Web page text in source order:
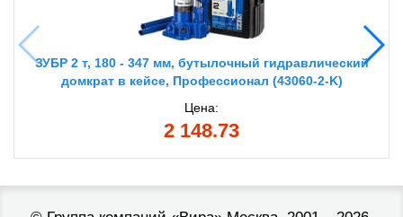
ЗУБР 2 т, 180 - 347 мм, бутылочный гидравлический
домкрат в кейсе, Профессионал (43060-2-K)
Цена:
2 148.73